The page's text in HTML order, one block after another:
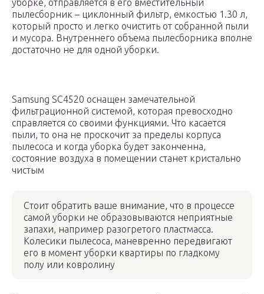
уборке, отправляется в его вместительный
пылесборник – циклонный фильтр, емкостью 1.30 л,
который просто и легко очистить от собранной пыли
и мусора. Внутреннего объема пылесборника вполне
достаточно не для одной уборки.
Samsung SC4520 оснащен замечательной
фильтрационной системой, которая превосходно
справляется со своими функциями. Что касается
пыли, то она не проскочит за пределы корпуса
пылесоса и когда уборка будет законченна,
состояние воздуха в помещении станет кристально
чистым
Стоит обратить ваше внимание, что в процессе
самой уборки не образовываются неприятные
запахи, например разогретого пластмасса.
Колесики пылесоса, маневренно передвигают
его в момент уборки квартиры по гладкому
полу или ковролину